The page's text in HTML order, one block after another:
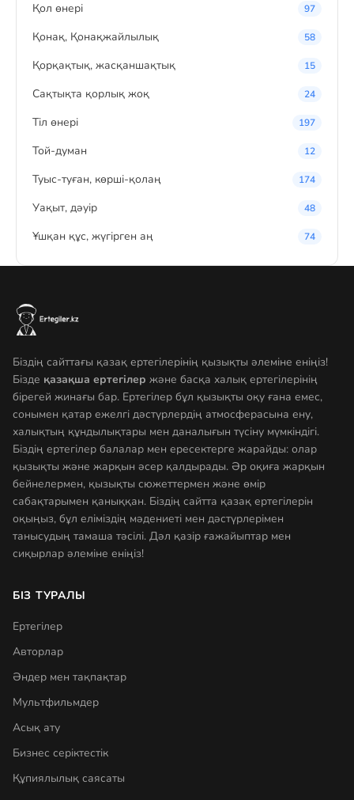
Қол өнері 97
Қонақ, Қонақжайлылық 58
Қорқақтық, жасқаншақтық 15
Сақтықта қорлық жоқ 24
Тіл өнері 197
Той-думан 12
Туыс-туған, көрші-қолаң 174
Уақыт, дәуір 48
Ұшқан құс, жүгірген аң 74
Біздің сайттағы қазақ ертегілерінің қызықты әлеміне еніңіз!
Бізде қазақша ертегілер және басқа халық ертегілерінің
бірегей жинағы бар. Ертегілер бұл қызықты оқу ғана емес,
сонымен қатар ежелгі дәстүрлердің атмосферасына ену,
халықтың құндылықтары мен даналығын түсіну мүмкіндігі.
Біздің ертегілер балалар мен ересектерге жарайды: олар
қызықты және жарқын әсер қалдырады. Әр оқиға жарқын
бейнелермен, қызықты сюжеттермен және өмір
сабақтарымен қаныққан. Біздің сайтта қазақ ертегілерін
оқыңыз, бұл еліміздің мәдениеті мен дәстүрлерімен
танысудың тамаша тәсілі. Дәл қазір ғажайыптар мен
сиқырлар әлеміне еніңіз!
БІЗ ТУРАЛЫ
Ертегілер
Авторлар
Әндер мен тақпақтар
Мультфильмдер
Асық ату
Бизнес серіктестік
Құпиялылық саясаты